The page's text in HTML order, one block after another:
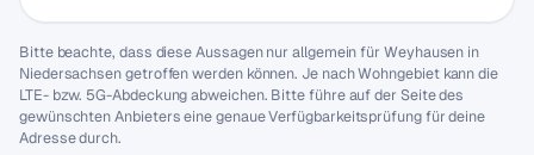
Bitte beachte, dass diese Aussagen nur allgemein für Weyhausen in
Niedersachsen getroffen werden können. Je nach Wohngebiet kann die
LTE- bzw. 5G-Abdeckung abweichen. Bitte führe auf der Seite des
gewünschten Anbieters eine genaue Verfügbarkeitsprüfung für deine
Adresse durch.